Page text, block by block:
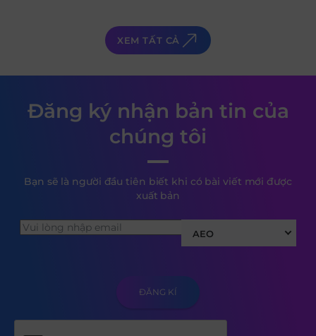
XEM TẤT CẢ
Đăng ký nhận bản tin của
chúng tôi
Bạn sẽ là người đầu tiên biết khi có bài viết mới được
xuất bản
AEO